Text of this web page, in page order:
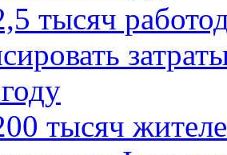
тысяч
тысяч